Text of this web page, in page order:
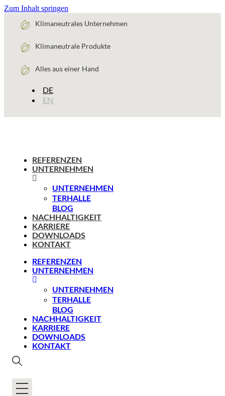
Zum Inhalt springen
Klimaneutrales Unternehmen
Klimaneutrale Produkte
Alles aus einer Hand
DE
EN
REFERENZEN
UNTERNEHMEN
UNTERNEHMEN
TERHALLE
BLOG
NACHHALTIGKEIT
KARRIERE
DOWNLOADS
KONTAKT
REFERENZEN
UNTERNEHMEN
UNTERNEHMEN
TERHALLE
BLOG
NACHHALTIGKEIT
KARRIERE
DOWNLOADS
KONTAKT